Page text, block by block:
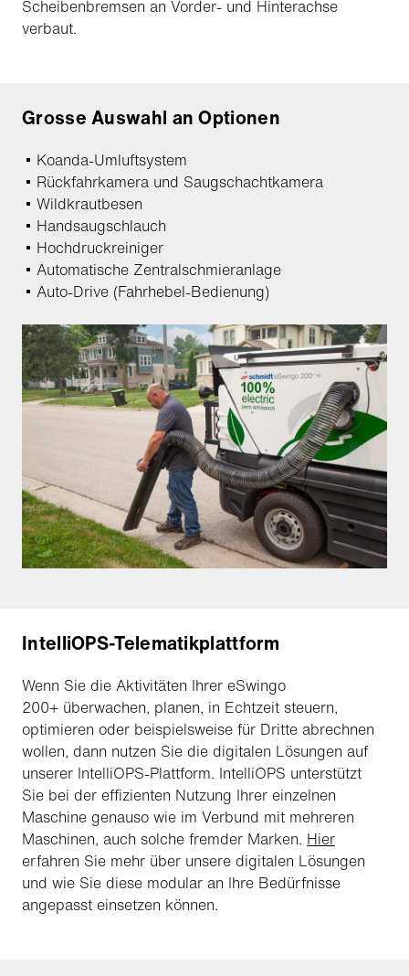
Scheibenbremsen an Vorder- und Hinterachse
verbaut.
Grosse Auswahl an Optionen
Koanda-Umluftsystem
Rückfahrkamera und Saugschachtkamera
Wildkrautbesen
Handsaugschlauch
Hochdruckreiniger
Automatische Zentralschmieranlage
Auto-Drive (Fahrhebel-Bedienung)
IntelliOPS-Telematikplattform
Wenn Sie die Aktivitäten Ihrer eSwingo
200+ überwachen, planen, in Echtzeit steuern,
optimieren oder beispielsweise für Dritte abrechnen
wollen, dann nutzen Sie die digitalen Lösungen auf
unserer IntelliOPS-Plattform. IntelliOPS unterstützt
Sie bei der effizienten Nutzung Ihrer einzelnen
Maschine genauso wie im Verbund mit mehreren
Maschinen, auch solche fremder Marken. Hier
erfahren Sie mehr über unsere digitalen Lösungen
und wie Sie diese modular an Ihre Bedürfnisse
angepasst einsetzen können.